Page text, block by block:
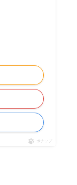
ポチップ